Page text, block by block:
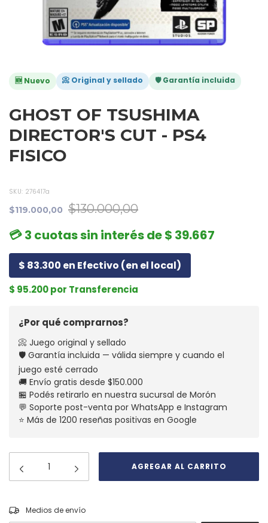
🆕 Nuevo 📀 Original y sellado 🛡️ Garantía incluida
GHOST OF TSUSHIMA
DIRECTOR'S CUT - PS4
FISICO
SKU: 276417a
$119.000,00 $130.000,00
💳 3 cuotas sin interés de $ 39.667
$ 83.300 en Efectivo (en el local)
$ 95.200 por Transferencia
¿Por qué comprarnos?
📀 Juego original y sellado
🛡️ Garantía incluida — válida siempre y cuando el
juego esté cerrado
🚚 Envío gratis desde $150.000
🏪 Podés retirarlo en nuestra sucursal de Morón
💬 Soporte post-venta por WhatsApp e Instagram
⭐ Más de 1200 reseñas positivas en Google
Entregas para el CP:
Medios de envío